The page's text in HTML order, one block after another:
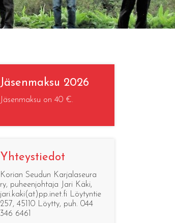
Jäsenmaksu 2026
Jäsenmaksu on 40 €.
Yhteystiedot
Korian Seudun Karjalaseura
ry, puheenjohtaja Jari Käki,
jari.kaki(at)pp.inet.fi Löytyntie
257, 45110 Löytty, puh. 044
346 6461